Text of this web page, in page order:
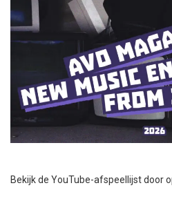
Bekijk de YouTube-afspeellijst door